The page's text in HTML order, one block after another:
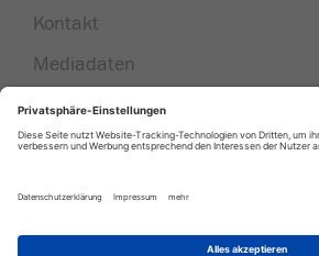
Kontakt
Mediadaten
Nachrichten aus der Region
AGB |
Einstellungen